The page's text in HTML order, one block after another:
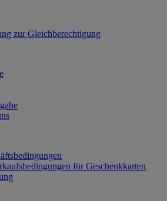
zur Gleichberechtigung
für Geschenkkarten